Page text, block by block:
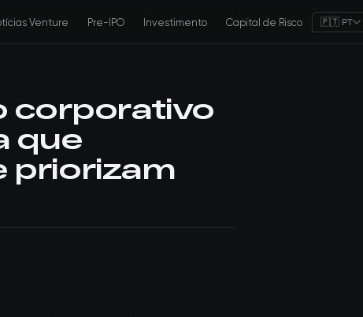
Venture Pre-IPO Investimento Capital de Risco 🇵🇹 PT
corporativo
que
priorizam